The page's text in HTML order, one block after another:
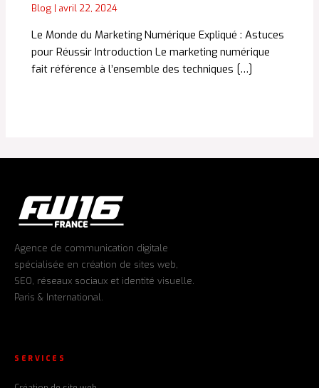
Blog | avril 22, 2024
Le Monde du Marketing Numérique Expliqué : Astuces
pour Réussir Introduction Le marketing numérique
fait référence à l’ensemble des techniques […]
Agence de communication digitale
spécialisée en création de sites web,
SEO, réseaux sociaux et identité visuelle.
Paris & International.
SERVICES